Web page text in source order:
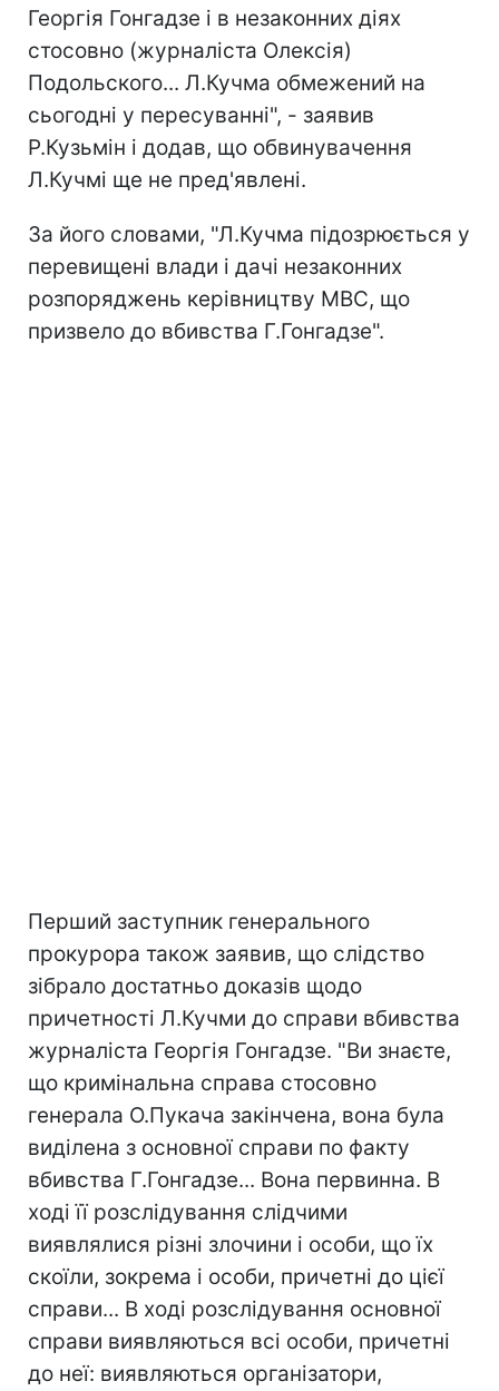
Георгія Гонгадзе і в незаконних діях
стосовно (журналіста Олексія)
Подольского... Л.Кучма обмежений на
сьогодні у пересуванні", - заявив
Р.Кузьмін і додав, що обвинувачення
Л.Кучмі ще не пред'явлені.
За його словами, "Л.Кучма підозрюється у
перевищені влади і дачі незаконних
розпоряджень керівництву МВС, що
призвело до вбивства Г.Гонгадзе".
Перший заступник генерального
прокурора також заявив, що слідство
зібрало достатньо доказів щодо
причетності Л.Кучми до справи вбивства
журналіста Георгія Гонгадзе. "Ви знаєте,
що кримінальна справа стосовно
генерала О.Пукача закінчена, вона була
виділена з основної справи по факту
вбивства Г.Гонгадзе... Вона первинна. В
ході її розслідування слідчими
виявлялися різні злочини і особи, що їх
скоїли, зокрема і особи, причетні до цієї
справи... В ході розслідування основної
справи виявляються всі особи, причетні
до неї: виявляються організатори,